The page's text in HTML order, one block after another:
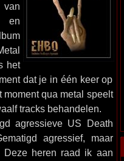
en
het
dat je in één keer op
moment qua metal speelt
tracks behandelen.
agressieve US Death
agressief, maar
Deze heren raad ik aan